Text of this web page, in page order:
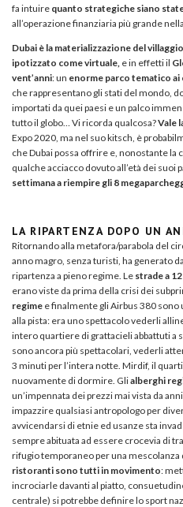
fa intuire quanto strategiche siano
all’operazione finanziaria più grande
Dubai è la materializzazione del
ipotizzato come virtuale, e in effetti il
vent’anni: un enorme parco tematico
che rappresentano gli stati del mondo,
importati da quei paesi e un palco
tutto il globo… Vi ricorda qualcosa?Vale
Expo 2020, ma nel suo kitsch, è
che Dubai possa offrire e, nonostante
qualche acciacco dovuto all’età dei suoi
settimana a riempire gli 8
LA RIPARTENZA DOPO UN
Ritornando alla metafora/parabola del
anno magro, senza turisti, ha generato
ripartenza a pieno regime. Le strade a
erano viste da prima della crisi dei
regime e finalmente gli Airbus 380
alla pista: era uno spettacolo vederli
intero quartiere di grattacieli abbattuti a
sono ancora più spettacolari, vederli
3 minuti per l’intera notte. Mirdif, il
nuovamente di dormire. Glialberghi
un’impennata dei prezzi mai vista da
impazzire qualsiasi antropologo per
avvicendarsi di etnie ed usanze sta
sempre abituata ad essere crocevia di
rifugio temporaneo per una
ristoranti sono tutti in movimento:
incrociarle davanti al piatto,
centrale) si potrebbe definire lo sport